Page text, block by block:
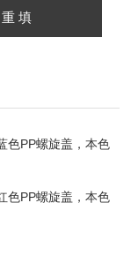
色PP螺旋盖，本色
色PP螺旋盖，本色